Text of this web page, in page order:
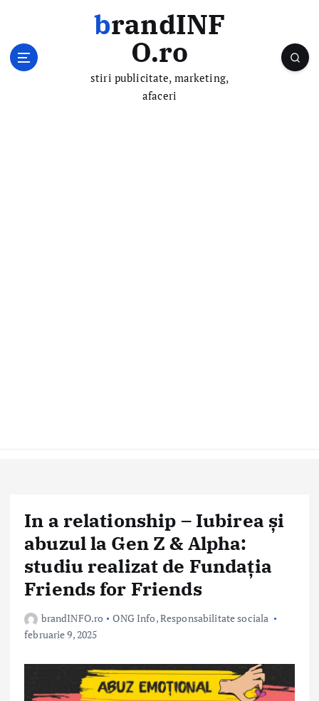
brandINF
O.ro
stiri publicitate, marketing,
afaceri
In a relationship – Iubirea și
abuzul la Gen Z & Alpha:
studiu realizat de Fundația
Friends for Friends
brandINFO.ro ONG Info,Responsabilitate sociala
februarie 9, 2025